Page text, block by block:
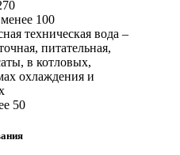
100
техническая вода –
питательная,
в котловых,
охлаждения и
50